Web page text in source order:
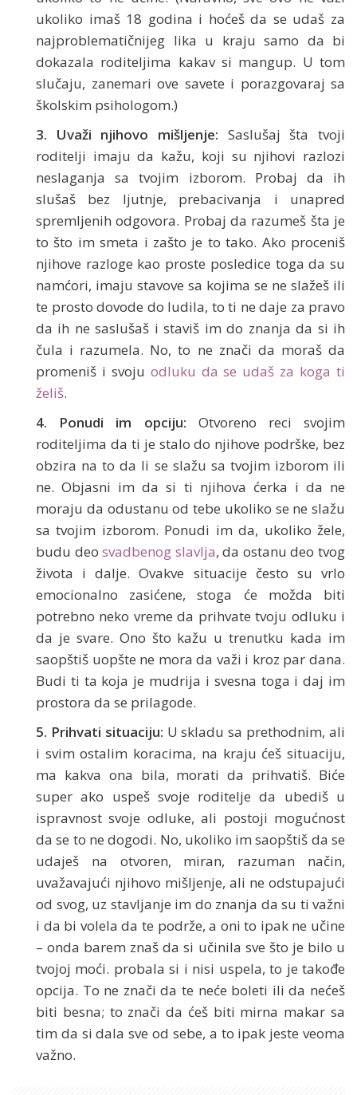
ukoliko imaš 18 godina i hoćeš da se udaš za
najproblematičnijeg lika u kraju samo da bi
dokazala roditeljima kakav si mangup. U tom
slučaju, zanemari ove savete i porazgovaraj sa
školskim psihologom.)
3. Uvaži njihovo mišljenje: Saslušaj šta tvoji
roditelji imaju da kažu, koji su njihovi razlozi
neslaganja sa tvojim izborom. Probaj da ih
slušaš bez ljutnje, prebacivanja i unapred
spremljenih odgovora. Probaj da razumeš šta je
to što im smeta i zašto je to tako. Ako proceniš
njihove razloge kao proste posledice toga da su
namćori, imaju stavove sa kojima se ne slažeš ili
te prosto dovode do ludila, to ti ne daje za pravo
da ih ne saslušaš i staviš im do znanja da si ih
čula i razumela. No, to ne znači da moraš da
promeniš i svoju odluku da se udaš za koga ti
želiš.
4. Ponudi im opciju: Otvoreno reci svojim
roditeljima da ti je stalo do njihove podrške, bez
obzira na to da li se slažu sa tvojim izborom ili
ne. Objasni im da si ti njihova ćerka i da ne
moraju da odustanu od tebe ukoliko se ne slažu
sa tvojim izborom. Ponudi im da, ukoliko žele,
budu deosvadbenog slavlja, da ostanu deo tvog
života i dalje. Ovakve situacije često su vrlo
emocionalno zasićene, stoga će možda biti
potrebno neko vreme da prihvate tvoju odluku i
da je svare. Ono što kažu u trenutku kada im
saopštiš uopšte ne mora da važi i kroz par dana.
Budi ti ta koja je mudrija i svesna toga i daj im
prostora da se prilagode.
5. Prihvati situaciju: U skladu sa prethodnim, ali
i svim ostalim koracima, na kraju ćeš situaciju,
ma kakva ona bila, morati da prihvatiš. Biće
super ako uspeš svoje roditelje da ubediš u
ispravnost svoje odluke, ali postoji mogućnost
da se to ne dogodi. No, ukoliko im saopštiš da se
udaješ na otvoren, miran, razuman način,
uvažavajući njihovo mišljenje, ali ne odstupajući
od svog, uz stavljanje im do znanja da su ti važni
i da bi volela da te podrže, a oni to ipak ne učine
– onda barem znaš da si učinila sve što je bilo u
tvojoj moći. probala si i nisi uspela, to je takođe
opcija. To ne znači da te neće boleti ili da nećeš
biti besna; to znači da ćeš biti mirna makar sa
tim da si dala sve od sebe, a to ipak jeste veoma
važno.